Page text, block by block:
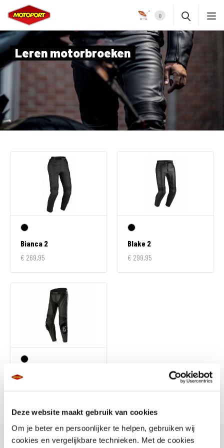
Deze website maakt gebruik van cookies
Om je beter en persoonlijker te helpen, gebruiken wij
cookies en vergelijkbare technieken. Met de cookies
0
Leren motorbroeken
Bianca 2
€ 269,95
Blake 2
€ 299,95
Stella Missile V3